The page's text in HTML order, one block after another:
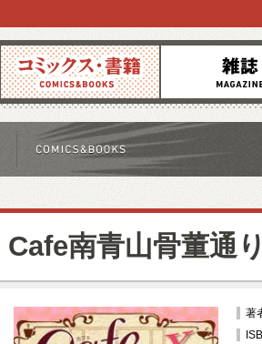
コミックス 雑誌
Cafe南青山骨董通り
著